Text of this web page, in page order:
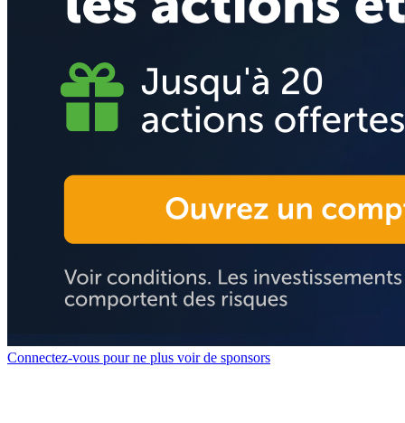
Connectez-vous pour ne plus voir de sponsors